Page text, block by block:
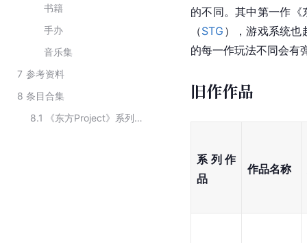
书籍
手办
音乐集
7 参考资料
8 条目合集
8.1
《东方Project》系列游戏作品
的不同。其中第一作
（STG ），游戏系统
的每一作玩法不同会有
旧作作品
系列作
品
作品名称